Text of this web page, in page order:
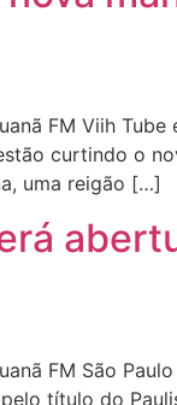
FM Viih
curtindo o
uma reigão […]
FM São
título do